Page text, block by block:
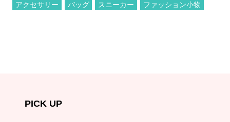
アクセサリー バッグ スニーカー ファッション小物
PICK UP